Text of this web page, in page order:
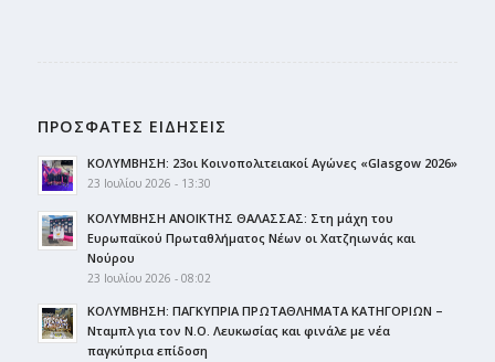
ΠΡΟΣΦΑΤΕΣ ΕΙΔΗΣΕΙΣ
ΚΟΛΥΜΒΗΣΗ: 23οι Κοινοπολιτειακοί Αγώνες «Glasgow 2026»
23 Ιουλίου 2026 - 13:30
ΚΟΛΥΜΒΗΣΗ ΑΝΟΙΚΤΗΣ ΘΑΛΑΣΣΑΣ: Στη μάχη του
Ευρωπαϊκού Πρωταθλήματος Νέων οι Χατζηιωνάς και
Νούρου
23 Ιουλίου 2026 - 08:02
ΚΟΛΥΜΒΗΣΗ: ΠΑΓΚΥΠΡΙΑ ΠΡΩΤΑΘΛΗΜΑΤΑ ΚΑΤΗΓΟΡΙΩΝ –
Νταμπλ για τον Ν.Ο. Λευκωσίας και φινάλε με νέα
παγκύπρια επίδοση